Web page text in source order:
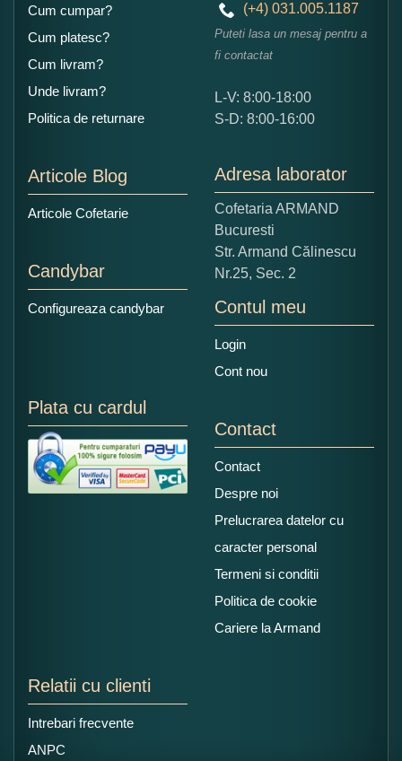
Ce nota acordati acestui produs?
5
Copiati alaturi numarul din imagine:
Cum cumpar?
Cum platesc?
Cum livram?
Unde livram?
Politica de returnare
Articole Blog
Articole Cofetarie
Candybar
Configureaza candybar
(+4) 031.005.1187
Puteti lasa un mesaj pentru a
fi contactat
L-V: 8:00-18:00
S-D: 8:00-16:00
Adresa laborator
Cofetaria ARMAND
Bucuresti
Str. Armand Călinescu
Nr.25, Sec. 2
Contul meu
Login
Cont nou
Plata cu cardul
Contact
Contact
Despre noi
Prelucrarea datelor cu
caracter personal
Termeni si conditii
Politica de cookie
Cariere la Armand
Relatii cu clienti
Intrebari frecvente
ANPC